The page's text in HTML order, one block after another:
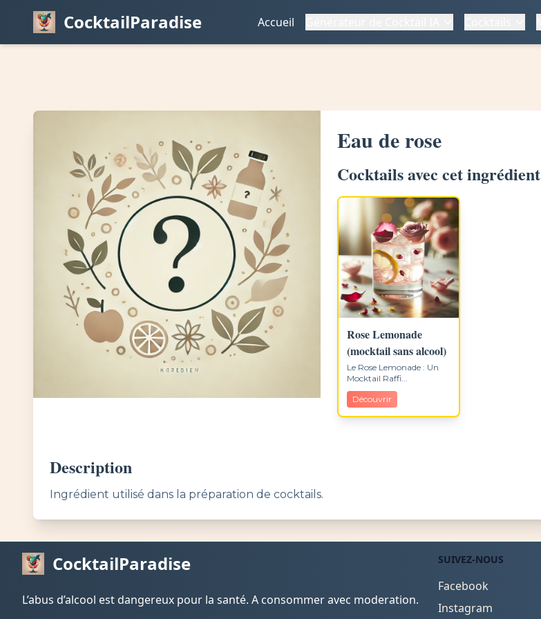
CocktailParadise Accueil
Eau de rose
Cocktails avec cet ingrédient
Rose Lemonade
(mocktail sans alcool)
Le Rose Lemonade : Un
Mocktail Raffi...
Découvrir
Description
Ingrédient utilisé dans la préparation de cocktails.
CocktailParadise
L’abus d’alcool est dangereux pour la santé. A consommer avec moderation.
SUIVEZ-NOUS
Facebook
Instagram